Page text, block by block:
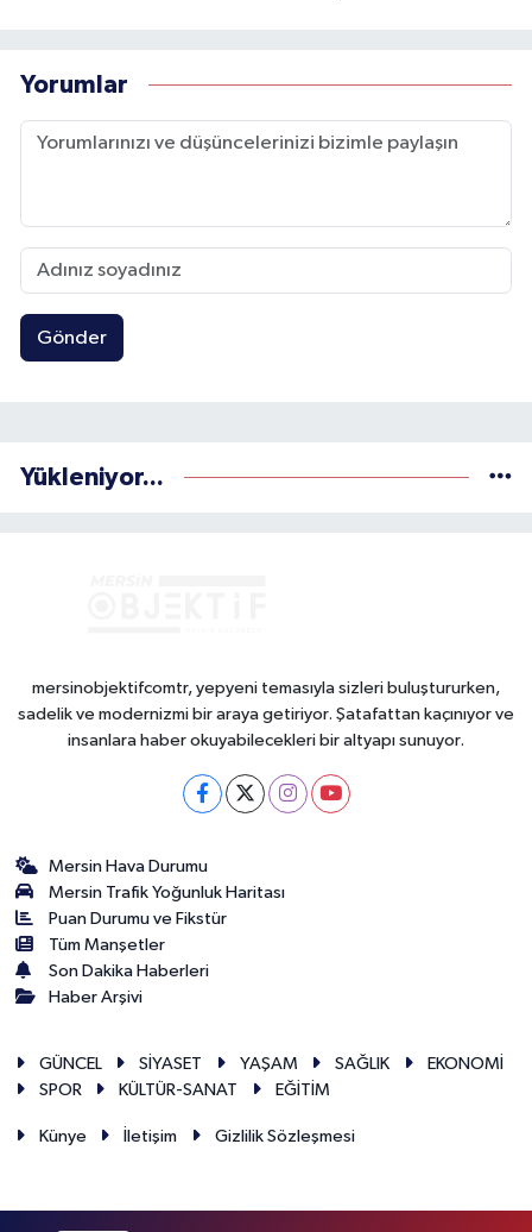
Yorumlar
Gönder
Yükleniyor...
mersinobjektifcomtr, yepyeni temasıyla sizleri buluştururken,
sadelik ve modernizmi bir araya getiriyor. Şatafattan kaçınıyor ve
insanlara haber okuyabilecekleri bir altyapı sunuyor.
Mersin Hava Durumu
Mersin Trafik Yoğunluk Haritası
Puan Durumu ve Fikstür
Tüm Manşetler
Son Dakika Haberleri
Haber Arşivi
GÜNCEL SİYASET YAŞAM SAĞLIK
EKONOMİ
SPOR
KÜLTÜR-SANAT EĞİTİM
Künye İletişim Gizlilik Sözleşmesi